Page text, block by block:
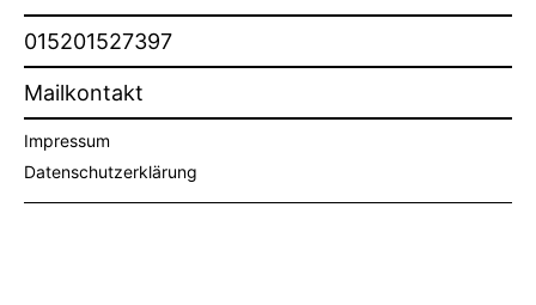
015201527397
Mailkontakt
Impressum
Datenschutzerklärung